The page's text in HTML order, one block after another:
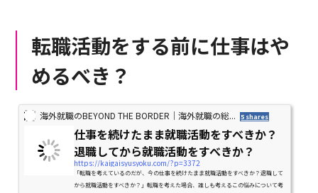
転職活動をする前に仕事はや
めるべき？
海外就職のBEYOND THE BORDER｜海外就職の総... 5 shares
仕事を続けたまま就職活動をすべきか？
退職してから就職活動をすべきか？
https://kaigaisyusyoku.com/?p=3372
「転職を考えているのだが、今の仕事を続けたまま就職活動をすべきか？退職して
から就職活動をすべきか？」転職を考えた場合、誰しも考えるこの悩みについて考